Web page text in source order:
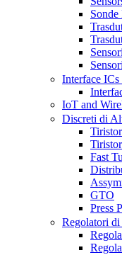
Interface ICs
IoT and
Discreti di
Fast
GTO
Press
Regolatori di